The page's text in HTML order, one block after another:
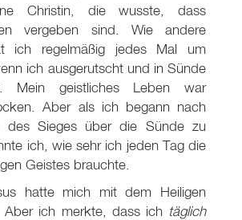
Christin, die wusste, dass
vergeben sind. Wie andere
ich regelmäßig jedes Mal um
ich ausgerutscht und in Sünde
Mein geistliches Leben war
Aber als ich begann nach
des Sieges über die Sünde zu
ich, wie sehr ich jeden Tag die
Geistes brauchte.
hatte mich mit dem Heiligen
Aber ich merkte, dass ich täglich